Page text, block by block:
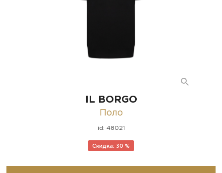
IL BORGO
Поло
id: 48021
Скидка: 30 %